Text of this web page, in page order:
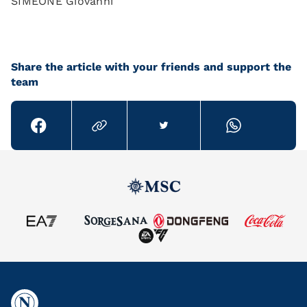
Share the article with your friends and support the
team